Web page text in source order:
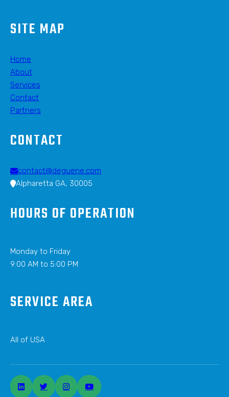
SITE MAP
Home
About
Services
Contact
Partners
CONTACT
contact@deguene.com
Alpharetta GA, 30005
HOURS OF OPERATION
Monday to Friday
9:00 AM to 5:00 PM
SERVICE AREA
All of USA